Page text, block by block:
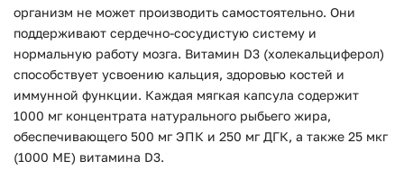
организм не может производить самостоятельно. Они
поддерживают сердечно-сосудистую систему и
нормальную работу мозга. Витамин D3 (холекальциферол)
способствует усвоению кальция, здоровью костей и
иммунной функции. Каждая мягкая капсула содержит
1000 мг концентрата натурального рыбьего жира,
обеспечивающего 500 мг ЭПК и 250 мг ДГК, а также 25 мкг
(1000 МЕ) витамина D3.